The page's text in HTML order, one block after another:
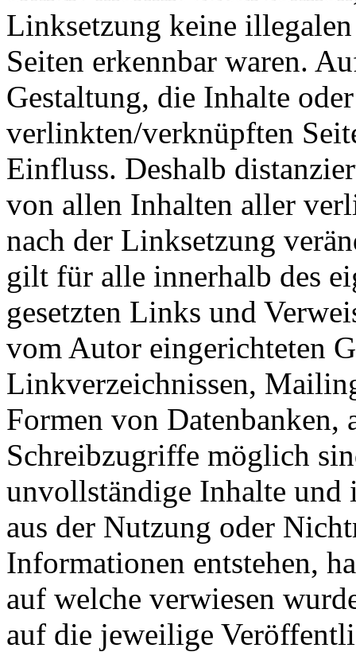
Linksetzung keine
Seiten erkennbar waren.
Gestaltung, die Inhalte
verlinkten/verknüpften
Einfluss. Deshalb
von allen Inhalten aller
nach der Linksetzung
gilt für alle innerhalb des
gesetzten Links und
vom Autor eingerichteten
Linkverzeichnissen,
Formen von Datenbanken,
Schreibzugriffe möglich
unvollständige Inhalte und
aus der Nutzung oder
Informationen entstehen,
auf welche verwiesen
auf die jeweilige